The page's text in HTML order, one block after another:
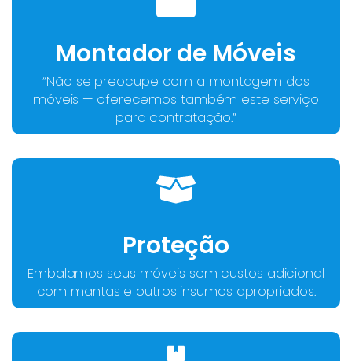
Montador de Móveis
“Não se preocupe com a montagem dos
móveis — oferecemos também este serviço
para contratação.”
Proteção
Embalamos seus móveis sem custos adicional
com mantas e outros insumos apropriados.